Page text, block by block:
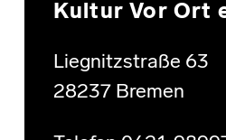
Kultur Vor Ort
Liegnitzstraße 63
28237 Bremen